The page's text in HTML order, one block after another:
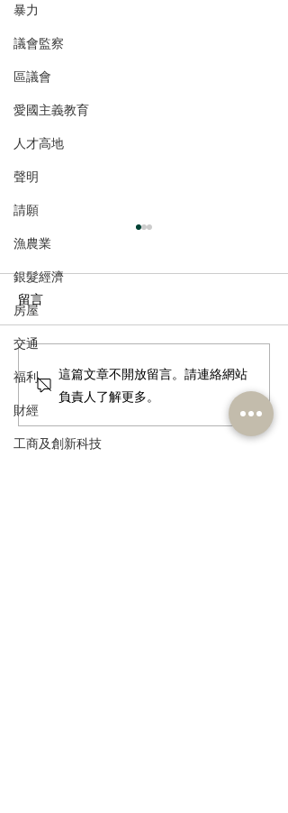
暴力
議會監察
區議會
愛國主義教育
人才高地
聲明
請願
漁農業
銀髮經濟
房屋
交通
福利
財經
工商及創新科技
港區全國人大代表團考察
安徽涇縣，調研紅色文化
留言
這篇文章不開放留言。請連絡網站
負責人了解更多。